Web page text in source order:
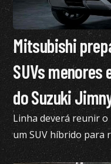
Mitsubishi
SUVs
do Suzuki
Linha deverá reunir
um SUV híbrido para
semelhante ao Suzuki